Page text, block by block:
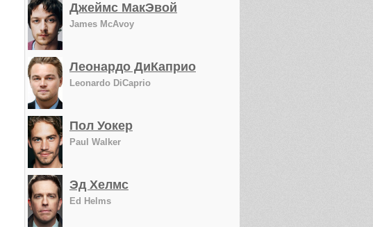
Джеймс МакЭвой
James McAvoy
Леонардо ДиКаприо
Leonardo DiCaprio
Пол Уокер
Paul Walker
Эд Хелмс
Ed Helms